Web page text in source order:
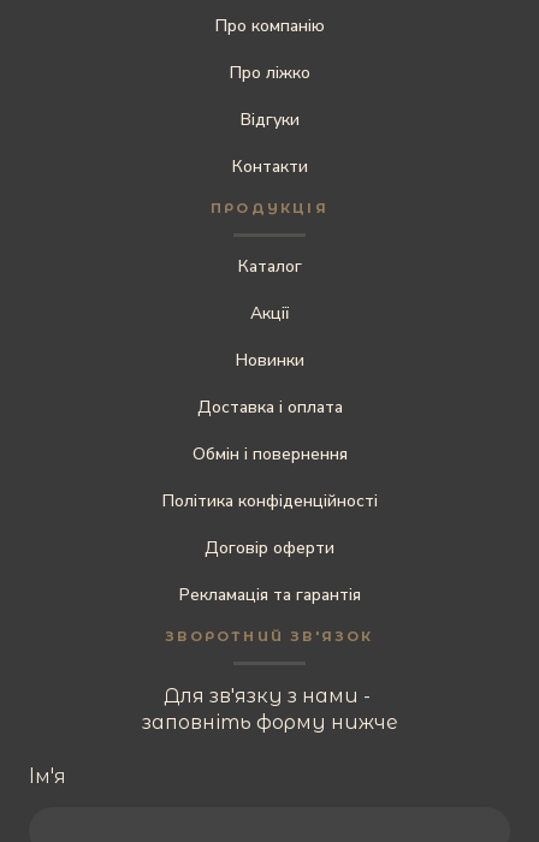
Про компанію
Про ліжко
Відгуки
Контакти
ПРОДУКЦІЯ
Каталог
Акції
Новинки
Доставка і оплата
Обмін і повернення
Політика конфіденційності
Договір оферти
Рекламація та гарантія
ЗВОРОТНИЙ ЗВ'ЯЗОК
Для зв'язку з нами -
заповніть форму нижче
Ім'я